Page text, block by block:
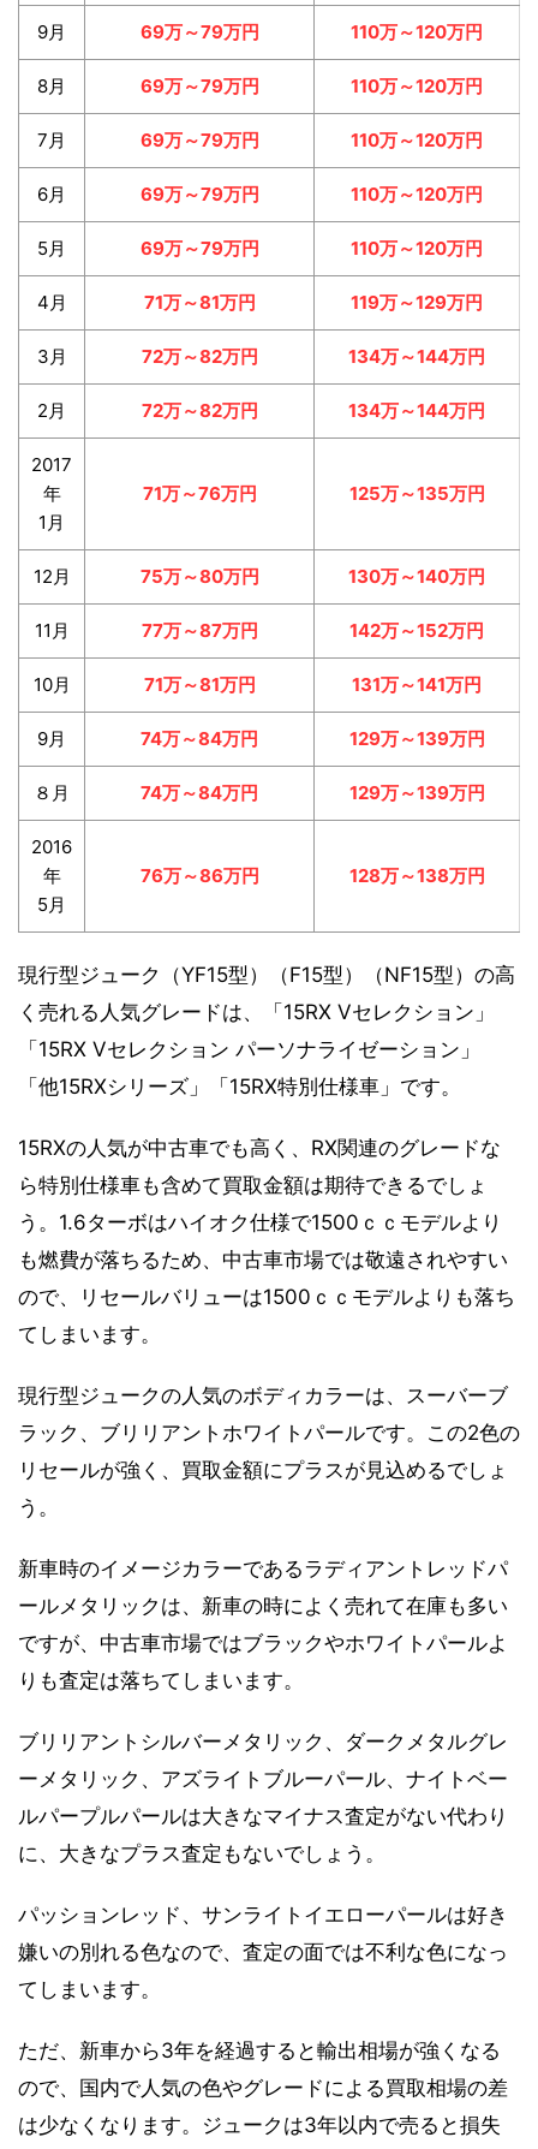
9月 69万～79万円 110万～120万円
8月 69万～79万円 110万～120万円
7月 69万～79万円 110万～120万円
6月 69万～79万円 110万～120万円
5月 69万～79万円 110万～120万円
4月 71万～81万円 119万～129万円
3月 72万～82万円 134万～144万円
2月 72万～82万円 134万～144万円
2017
年
1月
71万～76万円 125万～135万円
12月 75万～80万円 130万～140万円
11月 77万～87万円 142万～152万円
10月 71万～81万円 131万～141万円
9月 74万～84万円 129万～139万円
８月 74万～84万円 129万～139万円
2016
年
5月
76万～86万円 128万～138万円
現行型ジューク（YF15型）（F15型）（NF15型）の高
く売れる人気グレードは、「15RX Vセレクション」
「15RX Vセレクション パーソナライゼーション」
「他15RXシリーズ」「15RX特別仕様車」です。
15RXの人気が中古車でも高く、RX関連のグレードな
ら特別仕様車も含めて買取金額は期待できるでしょ
う。1.6ターボはハイオク仕様で1500ｃｃモデルより
も燃費が落ちるため、中古車市場では敬遠されやすい
ので、リセールバリューは1500ｃｃモデルよりも落ち
てしまいます。
現行型ジュークの人気のボディカラーは、スーバーブ
ラック、ブリリアントホワイトパールです。この2色の
リセールが強く、買取金額にプラスが見込めるでしょ
う。
新車時のイメージカラーであるラディアントレッドパ
ールメタリックは、新車の時によく売れて在庫も多い
ですが、中古車市場ではブラックやホワイトパールよ
りも査定は落ちてしまいます。
ブリリアントシルバーメタリック、ダークメタルグレ
ーメタリック、アズライトブルーパール、ナイトベー
ルパープルパールは大きなマイナス査定がない代わり
に、大きなプラス査定もないでしょう。
パッションレッド、サンライトイエローパールは好き
嫌いの別れる色なので、査定の面では不利な色になっ
てしまいます。
ただ、新車から3年を経過すると輸出相場が強くなる
ので、国内で人気の色やグレードによる買取相場の差
は少なくなります。ジュークは3年以内で売ると損失